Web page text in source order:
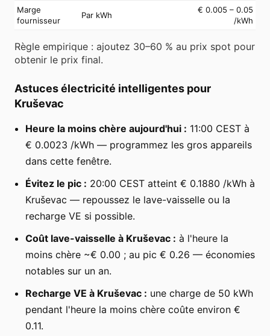
Marge
fournisseur
Par kWh
€ 0.005 – 0.05
/kWh
Règle empirique : ajoutez 30–60 % au prix spot pour
obtenir le prix final.
Astuces électricité intelligentes pour
Kruševac
Heure la moins chère aujourd'hui : 11:00 CEST à
€ 0.0023 /kWh — programmez les gros appareils
dans cette fenêtre.
Évitez le pic : 20:00 CEST atteint € 0.1880 /kWh à
Kruševac — repoussez le lave-vaisselle ou la
recharge VE si possible.
Coût lave-vaisselle à Kruševac : à l'heure la
moins chère ~€ 0.00 ; au pic € 0.26 — économies
notables sur un an.
Recharge VE à Kruševac : une charge de 50 kWh
pendant l'heure la moins chère coûte environ €
0.11.